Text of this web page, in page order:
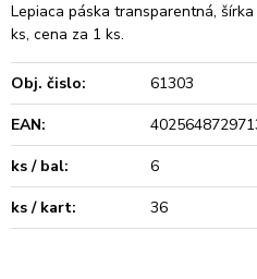
Lepiaca páska transparentná,
ks, cena za 1 ks.
Obj. čislo:
61303
EAN:
ks / bal:
6
ks / kart:
36